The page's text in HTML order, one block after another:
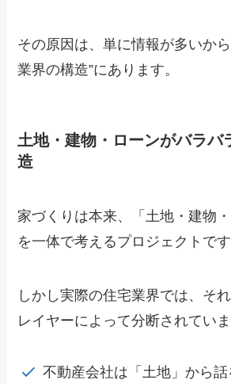
その原因は、単に情報が多いか
業界の構造”にあります。
土地・建物・ローンがバラバ
造
家づくりは本来、「土地・建物・
を一体で考えるプロジェクトです
しかし実際の住宅業界では、そ
レイヤーによって分断されていま
不動産会社は「土地」から話